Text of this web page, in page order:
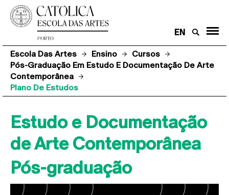
EN
Escola Das Artes Ensino
Cursos
Pós-Graduação Em Estudo E Documentação De Arte
Contemporânea
Plano De Estudos
Estudo e Documentação
de Arte Contemporânea
Pós-graduação